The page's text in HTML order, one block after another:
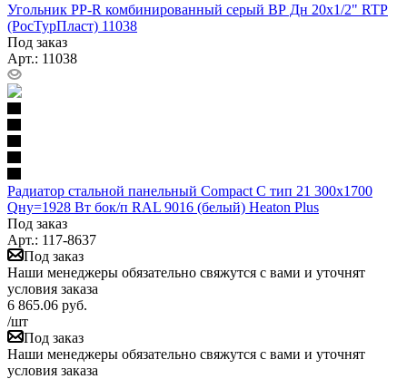
Угольник PP-R комбинированный серый ВР Дн 20х1/2" RTP
(РосТурПласт) 11038
Под заказ
Арт.: 11038
Радиатор стальной панельный Compact C тип 21 300х1700
Qну=1928 Вт бок/п RAL 9016 (белый) Heaton Plus
Под заказ
Арт.: 117-8637
Под заказ
Наши менеджеры обязательно свяжутся с вами и уточнят
условия заказа
6 865.06 руб.
/шт
Под заказ
Наши менеджеры обязательно свяжутся с вами и уточнят
условия заказа